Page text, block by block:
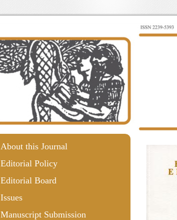
About this Journal
Editorial Policy
Editorial Board
Issues
Manuscript Submission